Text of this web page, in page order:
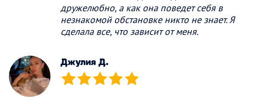
дружелюбно, а как она поведет себя в
незнакомой обстановке никто не знает. Я
сделала все, что зависит от меня.
Джулия Д.
(*) (*) (*) (*) (*)